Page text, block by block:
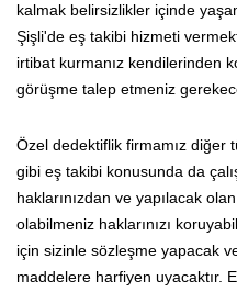
kalmak belirsizlikler içinde
Şişli'de eş takibi hizmeti
irtibat kurmanız kendilerinden
görüşme talep etmeniz
Özel dedektiflik firmamız diğer
gibi eş takibi konusunda da
haklarınızdan ve yapılacak
olabilmeniz haklarınızı
için sizinle sözleşme yapacak
maddelere harfiyen uyacaktır.